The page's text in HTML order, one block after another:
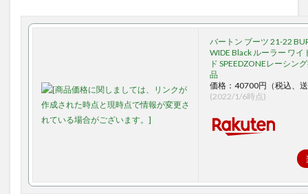
バートン ブーツ 21-22
WIDE Black ルーラー ワイ
ド SPEEDZONEレーシン
品
価格：40700円（税込、
(2022/1/6時点)